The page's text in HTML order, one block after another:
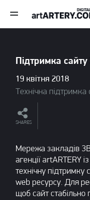
Підтримка сайту
19 квітня 2018
Технічна підтримка
SHARES
Мережа закладів
агенції artARTERY
технічну
web ресурсу. Для
щоб сайт